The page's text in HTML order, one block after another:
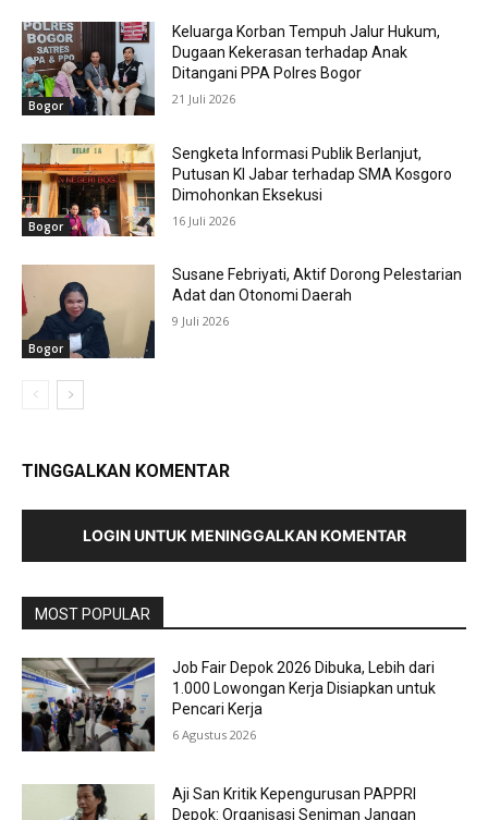
Bogor
Keluarga Korban Tempuh Jalur Hukum,
Dugaan Kekerasan terhadap Anak
Ditangani PPA Polres Bogor
21 Juli 2026
Bogor
Sengketa Informasi Publik Berlanjut,
Putusan KI Jabar terhadap SMA Kosgoro
Dimohonkan Eksekusi
16 Juli 2026
Bogor
Susane Febriyati, Aktif Dorong Pelestarian
Adat dan Otonomi Daerah
9 Juli 2026
TINGGALKAN KOMENTAR
LOGIN UNTUK MENINGGALKAN KOMENTAR
MOST POPULAR
Job Fair Depok 2026 Dibuka, Lebih dari
1.000 Lowongan Kerja Disiapkan untuk
Pencari Kerja
6 Agustus 2026
Aji San Kritik Kepengurusan PAPPRI
Depok: Organisasi Seniman Jangan